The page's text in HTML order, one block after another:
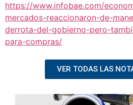
https://www.infobae.com/
mercados-reaccionaron-de-
derrota-del-gobierno-pero-
para-compras/
VER TODAS LAS